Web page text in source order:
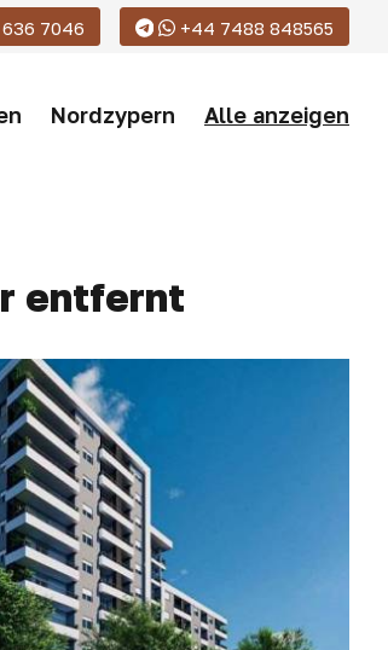
7046 +44 7488 848565
Nordzypern Alle anzeigen
entfernt